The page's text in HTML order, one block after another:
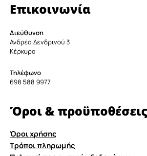
Επικοινωνία
Διεύθυνση
Ανδρέα Δενδρινού 3
Κέρκυρα
Τηλέφωνο
698 588 9977
Όροι & προϋποθέσεις
Όροι χρήσης
Τρόποι πληρωμής